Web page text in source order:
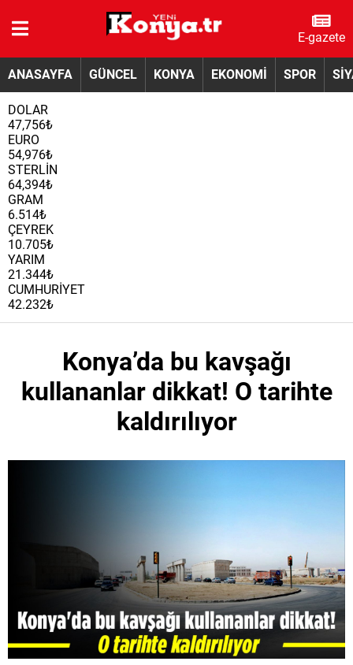
E-gazete
ANASAYFA GÜNCEL KONYA EKONOMİ SPOR
DOLAR
47,756₺
EURO
54,976₺
STERLİN
64,394₺
GRAM
6.514₺
ÇEYREK
10.705₺
YARIM
21.344₺
CUMHURİYET
42.232₺
Konya’da bu kavşağı
kullananlar dikkat! O tarihte
kaldırılıyor